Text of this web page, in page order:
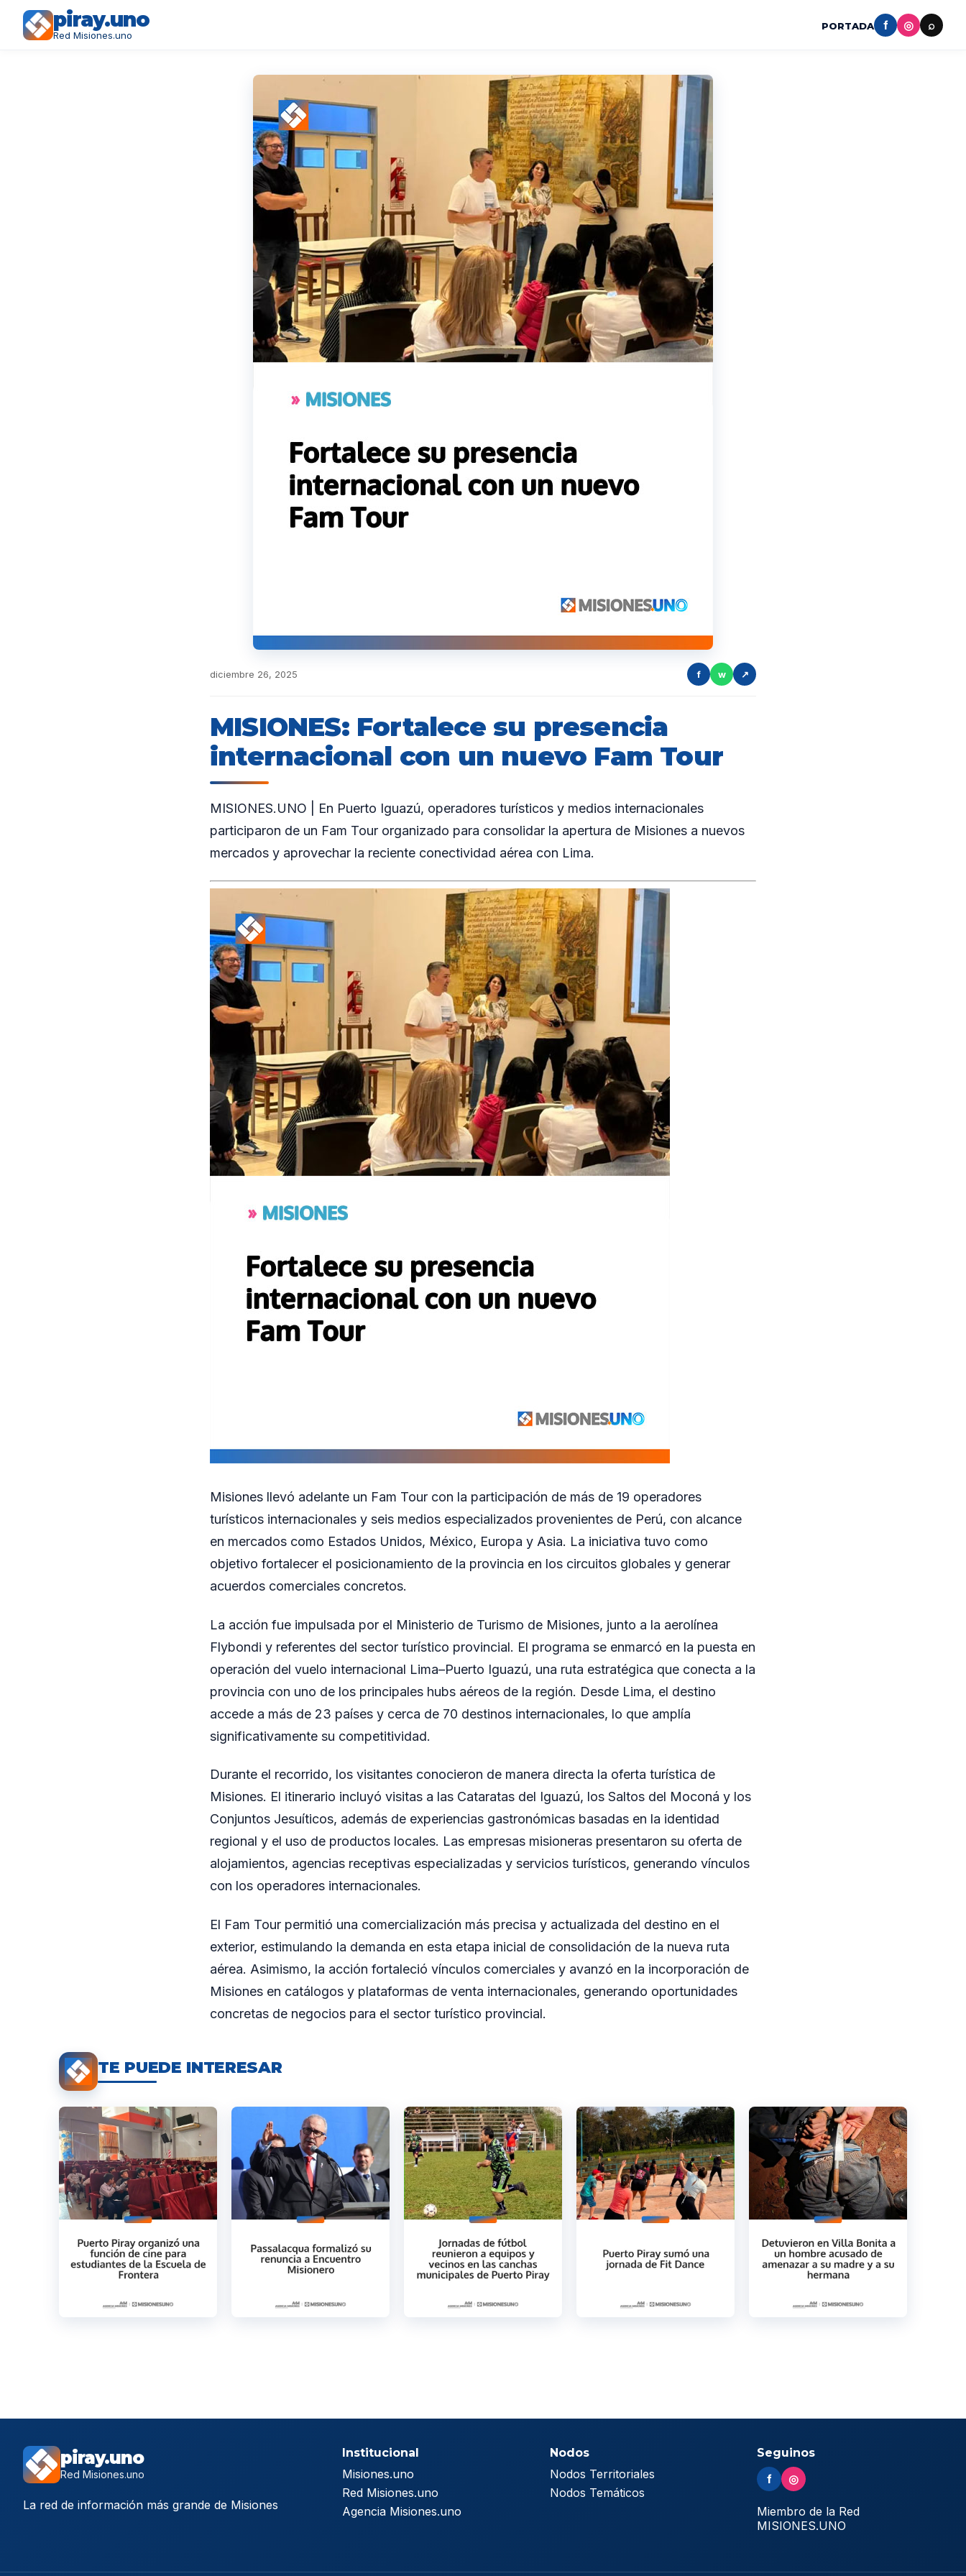
piray.uno
Red Misiones.uno
PORTADA f ◎ ⌕
diciembre 26, 2025 f w ↗
MISIONES: Fortalece su presencia
internacional con un nuevo Fam Tour
MISIONES.UNO | En Puerto Iguazú, operadores turísticos y medios internacionales
participaron de un Fam Tour organizado para consolidar la apertura de Misiones a nuevos
mercados y aprovechar la reciente conectividad aérea con Lima.
Misiones llevó adelante un Fam Tour con la participación de más de 19 operadores
turísticos internacionales y seis medios especializados provenientes de Perú, con alcance
en mercados como Estados Unidos, México, Europa y Asia. La iniciativa tuvo como
objetivo fortalecer el posicionamiento de la provincia en los circuitos globales y generar
acuerdos comerciales concretos.
La acción fue impulsada por el Ministerio de Turismo de Misiones, junto a la aerolínea
Flybondi y referentes del sector turístico provincial. El programa se enmarcó en la puesta en
operación del vuelo internacional Lima–Puerto Iguazú, una ruta estratégica que conecta a la
provincia con uno de los principales hubs aéreos de la región. Desde Lima, el destino
accede a más de 23 países y cerca de 70 destinos internacionales, lo que amplía
significativamente su competitividad.
Durante el recorrido, los visitantes conocieron de manera directa la oferta turística de
Misiones. El itinerario incluyó visitas a las Cataratas del Iguazú, los Saltos del Moconá y los
Conjuntos Jesuíticos, además de experiencias gastronómicas basadas en la identidad
regional y el uso de productos locales. Las empresas misioneras presentaron su oferta de
alojamientos, agencias receptivas especializadas y servicios turísticos, generando vínculos
con los operadores internacionales.
El Fam Tour permitió una comercialización más precisa y actualizada del destino en el
exterior, estimulando la demanda en esta etapa inicial de consolidación de la nueva ruta
aérea. Asimismo, la acción fortaleció vínculos comerciales y avanzó en la incorporación de
Misiones en catálogos y plataformas de venta internacionales, generando oportunidades
concretas de negocios para el sector turístico provincial.
TE PUEDE INTERESAR
piray.uno
Red Misiones.uno
La red de información más grande de Misiones
Institucional
Misiones.uno
Red Misiones.uno
Agencia Misiones.uno
Nodos
Nodos Territoriales
Nodos Temáticos
Seguinos
f ◎
Miembro de la Red
MISIONES.UNO